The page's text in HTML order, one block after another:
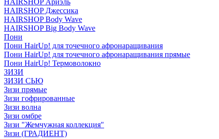
HAIRSHOP Ариэль
HAIRSHOP Джессика
HAIRSHOP Body Wave
HAIRSHOP Big Body Wave
Пони
Пони HairUp! для точечного афронаращивания
Пони HairUp! для точечного афронаращивания прямые
Пони HairUp! Термоволокно
ЗИЗИ
ЗИЗИ СЬЮ
Зизи прямые
Зизи гофрированные
Зизи волна
Зизи омбре
Зизи "Жемчужная коллекция"
Зизи (ГРАДИЕНТ)